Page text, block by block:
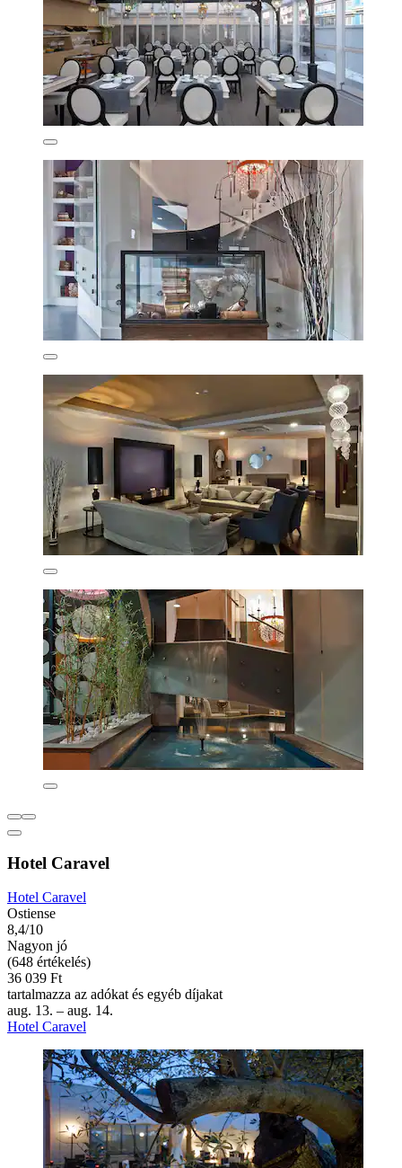
Hotel Caravel
Hotel Caravel
Ostiense
8,4/10
Nagyon jó
(648 értékelés)
36 039 Ft
tartalmazza az adókat és egyéb díjakat
aug. 13. – aug. 14.
Hotel Caravel